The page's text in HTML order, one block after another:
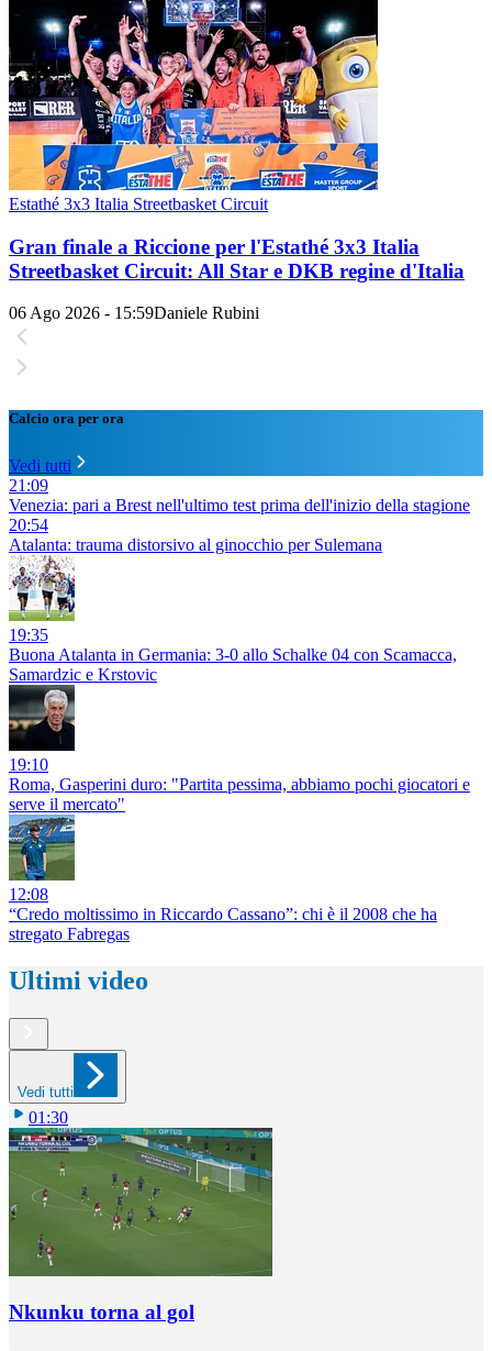
Estathé 3x3 Italia Streetbasket Circuit
Gran finale a Riccione per l'Estathé 3x3 Italia
Streetbasket Circuit: All Star e DKB regine d'Italia
06 Ago 2026 - 15:59Daniele Rubini
Calcio ora per ora
Vedi tutti
21:09
Venezia: pari a Brest nell'ultimo test prima dell'inizio della stagione
20:54
Atalanta: trauma distorsivo al ginocchio per Sulemana
19:35
Buona Atalanta in Germania: 3-0 allo Schalke 04 con Scamacca,
Samardzic e Krstovic
19:10
Roma, Gasperini duro: "Partita pessima, abbiamo pochi giocatori e
serve il mercato"
12:08
“Credo moltissimo in Riccardo Cassano”: chi è il 2008 che ha
stregato Fabregas
Ultimi video
Vedi tutti
01:30
Nkunku torna al gol